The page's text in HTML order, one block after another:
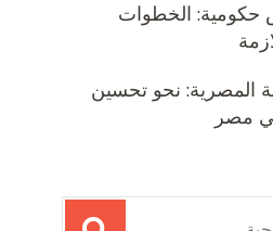
الخطوات
المصرية: نحو تحسين
مصر